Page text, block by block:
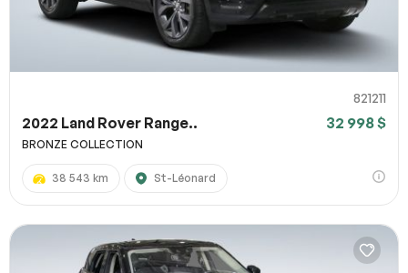
821211
2022 Land Rover Range.. 32 998 $
BRONZE COLLECTION
38 543 km St-Léonard